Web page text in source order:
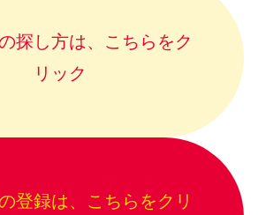
探し方は、こちらをク
リック
登録は、こちらをクリ